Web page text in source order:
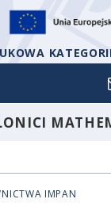
IMPAN